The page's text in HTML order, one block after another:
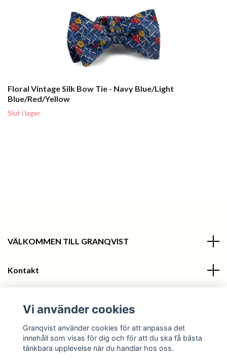
Floral Vintage Silk Bow Tie - Navy Blue/Light
Blue/Red/Yellow
Slut i lager
VÄLKOMMEN TILL GRANQVIST
Kontakt
Sociala medier
Vi använder cookies
Granqvist använder cookies för att anpassa det
innehåll som visas för dig och för att du ska få bästa
tänkbara upplevelse när du handlar hos oss.